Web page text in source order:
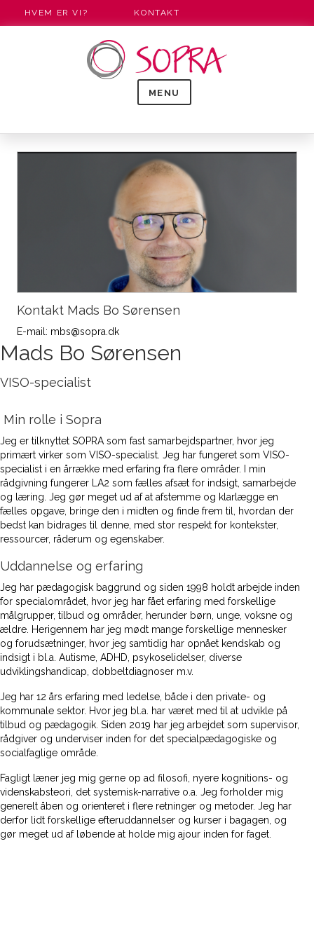
HVEM ER VI? KONTAKT
MENU
Kontakt Mads Bo Sørensen
E-mail: mbs@sopra.dk
Mads Bo Sørensen
VISO-specialist
Min rolle i Sopra
Jeg er tilknyttet SOPRA som fast samarbejdspartner, hvor jeg
primært virker som VISO-specialist. Jeg har fungeret som VISO-
specialist i en årrække med erfaring fra flere områder. I min
rådgivning fungerer LA2 som fælles afsæt for indsigt, samarbejde
og læring. Jeg gør meget ud af at afstemme og klarlægge en
fælles opgave, bringe den i midten og finde frem til, hvordan der
bedst kan bidrages til denne, med stor respekt for kontekster,
ressourcer, råderum og egenskaber.
Uddannelse og erfaring
Jeg har pædagogisk baggrund og siden 1998 holdt arbejde inden
for specialområdet, hvor jeg har fået erfaring med forskellige
målgrupper, tilbud og områder, herunder børn, unge, voksne og
ældre. Herigennem har jeg mødt mange forskellige mennesker
og forudsætninger, hvor jeg samtidig har opnået kendskab og
indsigt i bl.a. Autisme, ADHD, psykoselidelser, diverse
udviklingshandicap, dobbeltdiagnoser m.v.
Jeg har 12 års erfaring med ledelse, både i den private- og
kommunale sektor. Hvor jeg bl.a. har været med til at udvikle på
tilbud og pædagogik. Siden 2019 har jeg arbejdet som supervisor,
rådgiver og underviser inden for det specialpædagogiske og
socialfaglige område.
Fagligt læner jeg mig gerne op ad filosofi, nyere kognitions- og
videnskabsteori, det systemisk-narrative o.a. Jeg forholder mig
generelt åben og orienteret i flere retninger og metoder. Jeg har
derfor lidt forskellige efteruddannelser og kurser i bagagen, og
gør meget ud af løbende at holde mig ajour inden for faget.